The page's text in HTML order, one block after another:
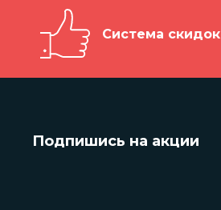
Система скидок
Подпишись на акции